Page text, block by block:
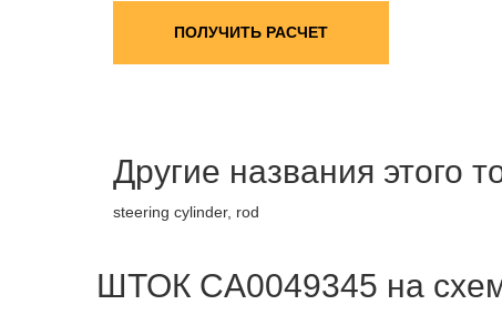
ПОЛУЧИТЬ РАСЧЕТ
Другие названия этого
steering cylinder, rod
ШТОК CA0049345 на